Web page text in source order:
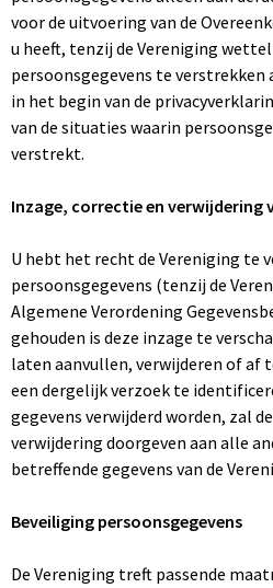
voor de uitvoering van de
u heeft, tenzij de Vereniging
persoonsgegevens te verstrekken
in het begin van de
van de situaties waarin
verstrekt.
Inzage, correctie en verwijdering
U hebt het recht de Vereniging te
persoonsgegevens (tenzij de
Algemene Verordening
gehouden is deze inzage te
laten aanvullen, verwijderen of af
een dergelijk verzoek te
gegevens verwijderd worden, zal
verwijdering doorgeven aan alle
betreffende gegevens van de
Beveiliging persoonsgegevens
De Vereniging treft passende